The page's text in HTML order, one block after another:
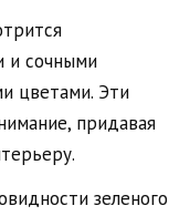
и сочными
цветами. Эти
придавая
зеленого